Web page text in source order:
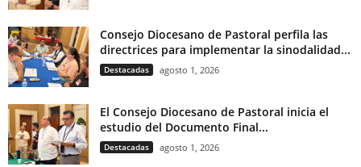
Consejo Diocesano de Pastoral perfila las
directrices para implementar la sinodalidad...
Destacadas agosto 1, 2026
El Consejo Diocesano de Pastoral inicia el
estudio del Documento Final...
Destacadas agosto 1, 2026